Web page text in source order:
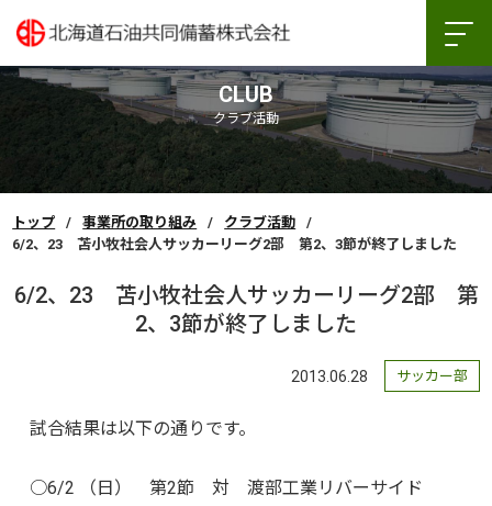
CLUB
クラブ活動
トップ 事業所の取り組み
クラブ活動
6/2、23 苫小牧社会人サッカーリーグ2部 第2、3節が終了しました
6/2、23 苫小牧社会人サッカーリーグ2部 第
2、3節が終了しました
2013.06.28 サッカー部
試合結果は以下の通りです。
○6/2 （日） 第2節 対 渡部工業リバーサイド